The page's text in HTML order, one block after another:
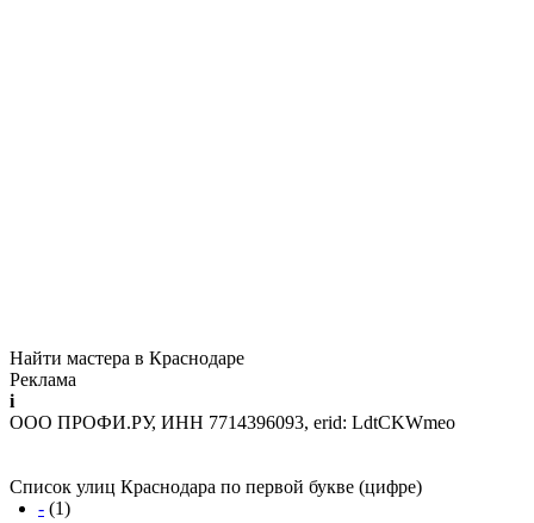
Найти мастера в Краснодаре
Реклама
i
ООО ПРОФИ.РУ, ИНН 7714396093, erid: LdtCKWmeo
Список улиц Краснодара по первой букве (цифре)
- (1)